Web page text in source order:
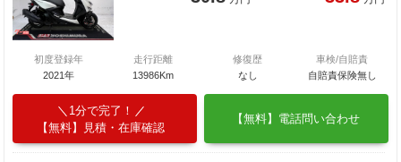
初度登録年
2021年
走行距離
13986Km
修復歴
なし
車検/自賠責
自賠責保険無し
1分で完了！
【無料】見積・在庫確認
【無料】電話問い合わせ